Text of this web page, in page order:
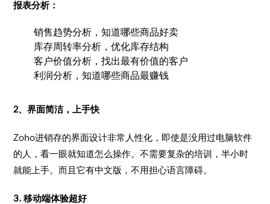
报表分析：
销售趋势分析，知道哪些商品好卖
库存周转率分析，优化库存结构
客户价值分析，找出最有价值的客户
利润分析，知道哪些商品最赚钱
2、界面简洁，上手快
Zoho进销存的界面设计非常人性化，即使是没用过电脑软件
的人，看一眼就知道怎么操作。不需要复杂的培训，半小时
就能上手。而且它有中文版，不用担心语言障碍。
3. 移动端体验超好